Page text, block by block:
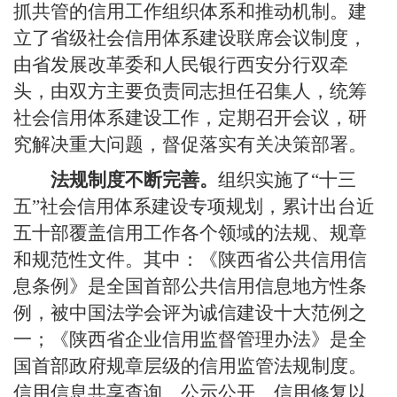
抓共管的信用工作组织体系和推动机制。建
立了省级社会信用体系建设联席会议制度，
由省发展改革委和人民银行西安分行双牵
头，由双方主要负责同志担任召集人，统筹
社会信用体系建设工作，定期召开会议，研
究解决重大问题，督促落实有关决策部署。
法规制度不断完善。 组织实施了“十三
五”社会信用体系建设专项规划，累计出台近
五十部覆盖信用工作各个领域的法规、规章
和规范性文件。其中：《陕西省公共信用信
息条例》是全国首部公共信用信息地方性条
例，被中国法学会评为诚信建设十大范例之
一；《陕西省企业信用监督管理办法》是全
国首部政府规章层级的信用监管法规制度。
信用信息共享查询、公示公开、信用修复以